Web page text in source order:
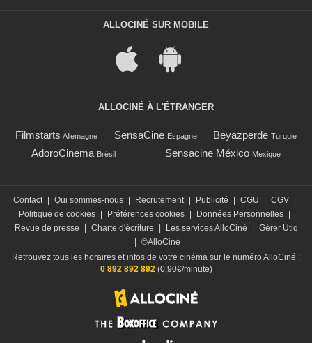
ALLOCINÉ SUR MOBILE
ALLOCINÉ À L'ÉTRANGER
Filmstarts Allemagne SensaCine Espagne Beyazperde Turquie
AdoroCinema Brésil Sensacine México Mexique
Contact | Qui sommes-nous | Recrutement | Publicité | CGU | CGV |
Politique de cookies | Préférences cookies | Données Personnelles |
Revue de presse
| Charte d'écriture | Les services AlloCiné | Gérer Utiq
| ©AlloCiné
Retrouvez tous les horaires et infos de votre cinéma sur le numéro AlloCiné :
0 892 892 892 (0,90€/minute)